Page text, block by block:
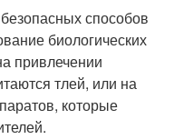
способов
биологических
привлечении
тлей, или на
которые